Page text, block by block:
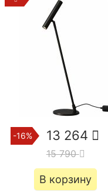
-16% 13 264
15 790
В корзину